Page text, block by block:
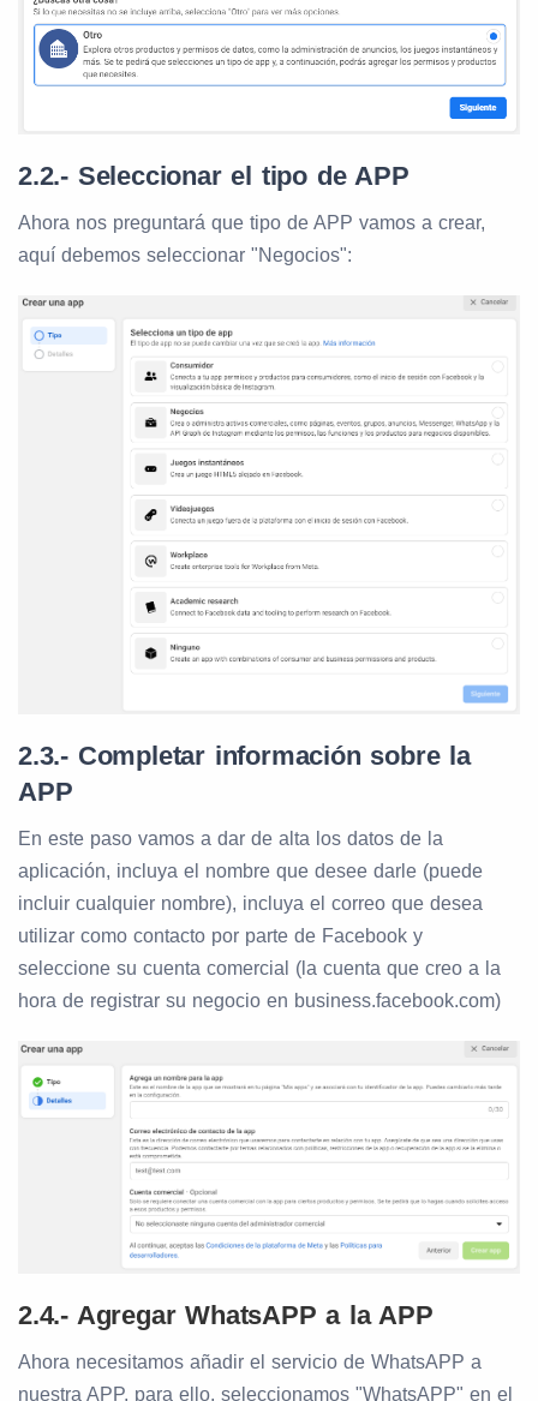
2.2.- Seleccionar el tipo de APP
Ahora nos preguntará que tipo de APP vamos a crear,
aquí debemos seleccionar "Negocios":
2.3.- Completar información sobre la
APP
En este paso vamos a dar de alta los datos de la
aplicación, incluya el nombre que desee darle (puede
incluir cualquier nombre), incluya el correo que desea
utilizar como contacto por parte de Facebook y
seleccione su cuenta comercial (la cuenta que creo a la
hora de registrar su negocio en business.facebook.com)
2.4.- Agregar WhatsAPP a la APP
Ahora necesitamos añadir el servicio de WhatsAPP a
nuestra APP, para ello, seleccionamos "WhatsAPP" en el